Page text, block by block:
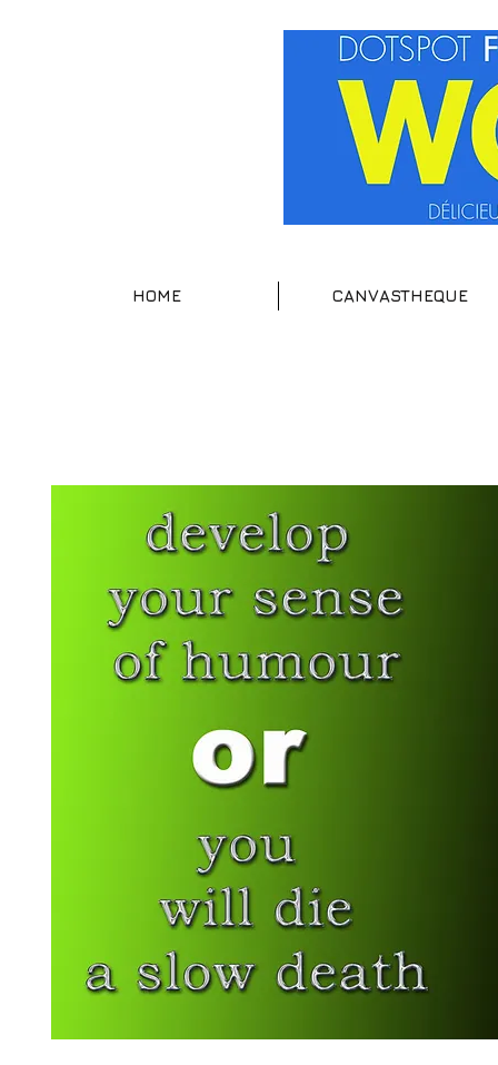
HOME CANVASTHEQUE